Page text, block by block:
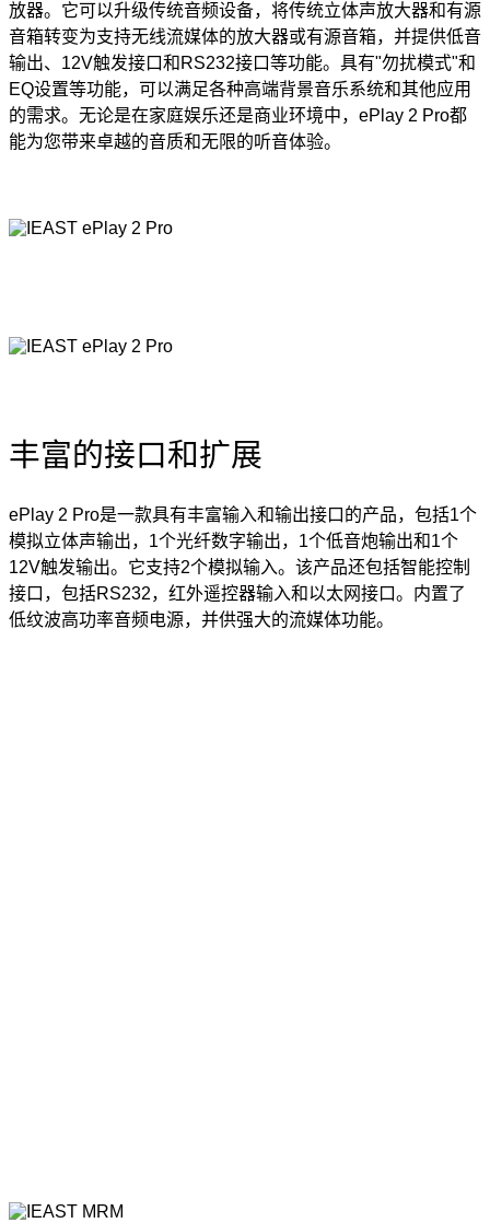
放器。它可以升级传统音频设备，将传统立体声放大器和有源
音箱转变为支持无线流媒体的放大器或有源音箱，并提供低音
输出、12V触发接口和RS232接口等功能。具有"勿扰模式"和
EQ设置等功能，可以满足各种高端背景音乐系统和其他应用
的需求。无论是在家庭娱乐还是商业环境中，ePlay 2 Pro都
能为您带来卓越的音质和无限的听音体验。
丰富的接口和扩展
ePlay 2 Pro是一款具有丰富输入和输出接口的产品，包括1个
模拟立体声输出，1个光纤数字输出，1个低音炮输出和1个
12V触发输出。它支持2个模拟输入。该产品还包括智能控制
接口，包括RS232，红外遥控器输入和以太网接口。内置了
低纹波高功率音频电源，并供强大的流媒体功能。